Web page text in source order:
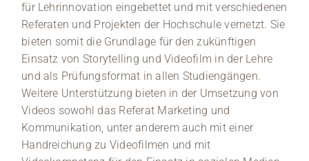
für Lehrinnovation eingebettet und mit verschiedenen
Referaten und Projekten der Hochschule vernetzt. Sie
bieten somit die Grundlage für den zukünftigen
Einsatz von Storytelling und Videofilm in der Lehre
und als Prüfungsformat in allen Studiengängen.
Weitere Unterstützung bieten in der Umsetzung von
Videos sowohl das Referat Marketing und
Kommunikation, unter anderem auch mit einer
Handreichung zu Videofilmen und mit